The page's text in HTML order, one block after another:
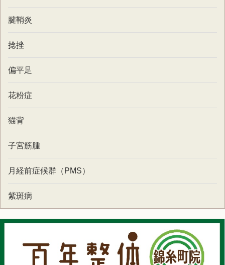
腱鞘炎
捻挫
偏平足
花粉症
猫背
子宮筋腫
月経前症候群（PMS）
紫斑病